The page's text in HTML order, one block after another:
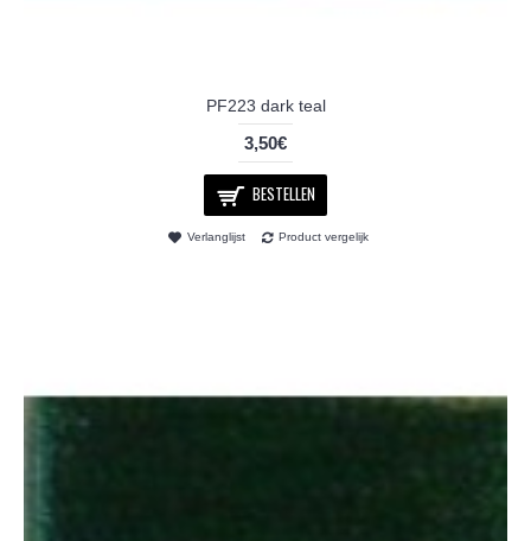
PF223 dark teal
3,50€
BESTELLEN
Verlanglijst Product vergelijk